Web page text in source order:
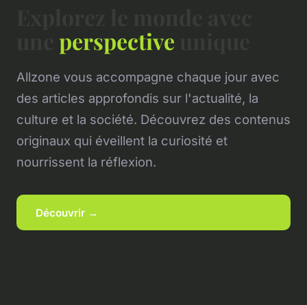
perspective
Allzone vous accompagne chaque jour avec
des articles approfondis sur l'actualité, la
culture et la société. Découvrez des contenus
originaux qui éveillent la curiosité et
nourrissent la réflexion.
Découvrir →